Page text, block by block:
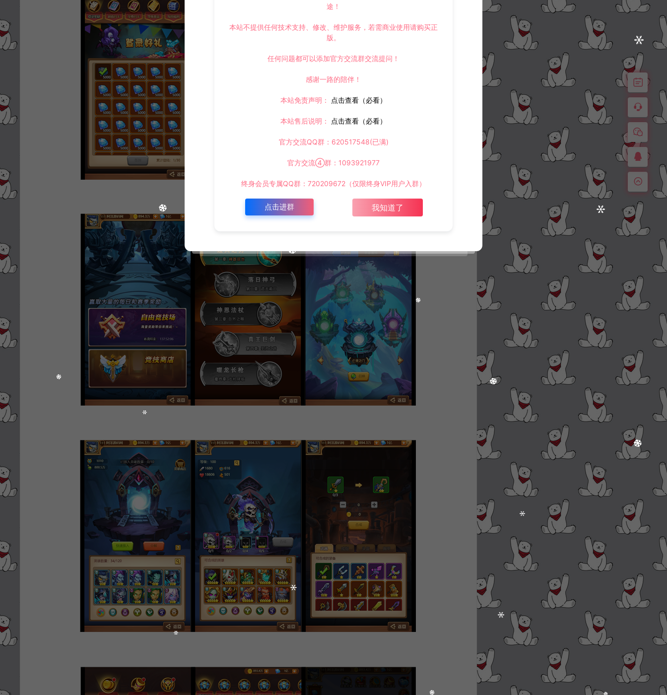
途！
本站不提供任何技术支持、修改、维护服务，若需商业使用请购买正
版。
任何问题都可以添加官方交流群交流提问！
感谢一路的陪伴！
本站免责声明： 点击查看（必看）
本站售后说明： 点击查看（必看）
官方交流QQ群：620517548(已满)
官方交流④群：1093921977
终身会员专属QQ群：720209672（仅限终身VIP用户入群）
点击进群 我知道了